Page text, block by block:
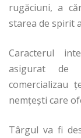
rugăciuni, a
starea de spirit
Caracterul
asigurat de
comercializau
nemţeşti care
Târgul va fi